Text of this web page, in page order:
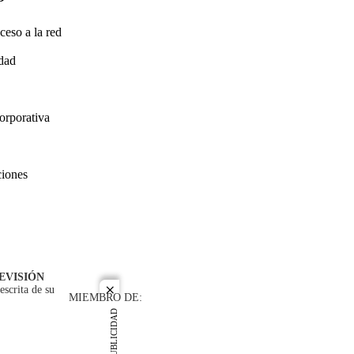
close
PUBLICIDAD
a la red
de su
MIEMBRO DE: